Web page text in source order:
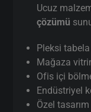
Ucuz
çözümü
Pleksi
Mağaza
Ofis içi
Endüstriyel
Özel